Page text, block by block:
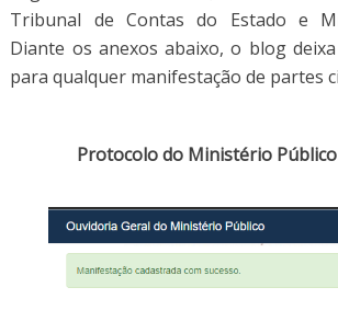
Tribunal de Contas do Estado e
Diante os anexos abaixo, o blog
para qualquer manifestação de partes
Protocolo do Ministério